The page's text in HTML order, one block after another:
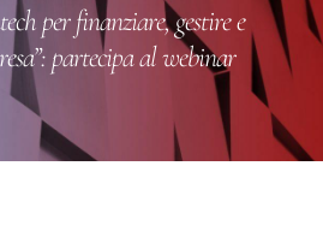
per finanziare, gestire e
partecipa al webinar